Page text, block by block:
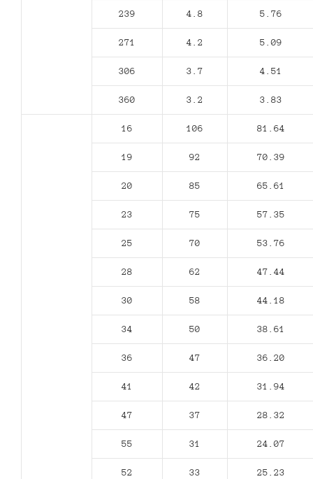
239 4.8 5.76
271 4.2 5.09
306 3.7 4.51
360 3.2 3.83
16 106 81.64
19 92 70.39
20 85 65.61
23 75 57.35
25 70 53.76
28 62 47.44
30 58 44.18
34 50 38.61
36 47 36.20
41 42 31.94
47 37 28.32
55 31 24.07
52 33 25.23